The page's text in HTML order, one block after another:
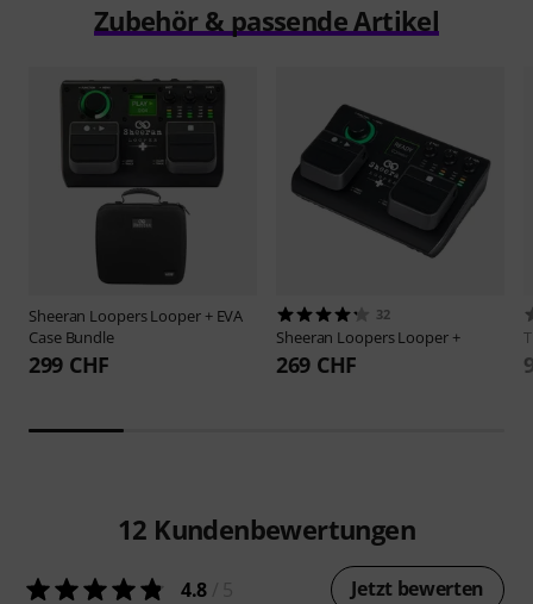
Zubehör & passende Artikel
Sheeran LoopersLooper + EVA
Case Bundle
299 CHF
32
Sheeran LoopersLooper +
269 CHF
12 Kundenbewertungen
4.8 Jetzt bewerten